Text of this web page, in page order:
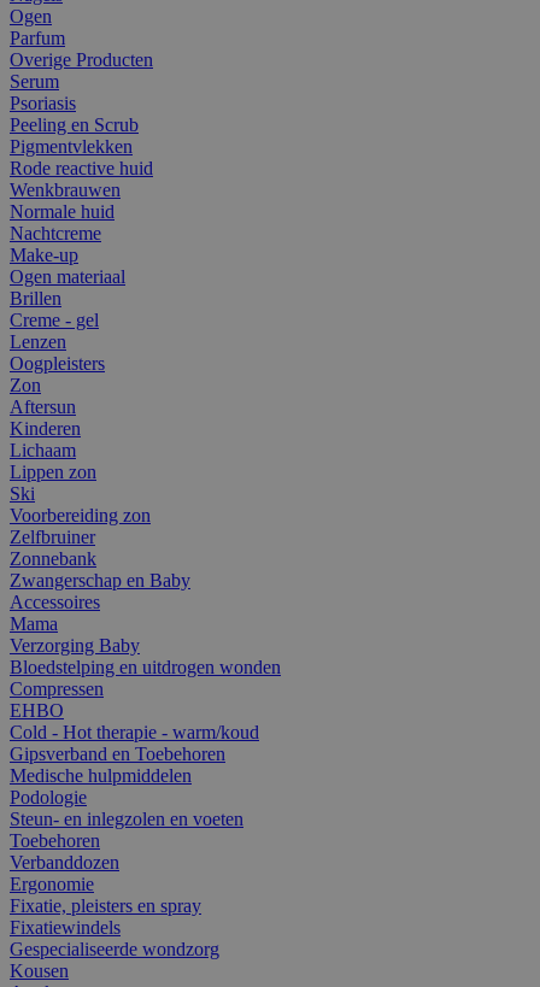
Ogen
Parfum
Overige Producten
Serum
Psoriasis
Peeling en Scrub
Pigmentvlekken
Rode reactive huid
Wenkbrauwen
Normale huid
Nachtcreme
Make-up
Ogen materiaal
Brillen
Creme - gel
Lenzen
Oogpleisters
Zon
Aftersun
Kinderen
Lichaam
Lippen zon
Ski
Voorbereiding zon
Zelfbruiner
Zonnebank
Zwangerschap en Baby
Accessoires
Mama
Verzorging Baby
Bloedstelping en uitdrogen wonden
Compressen
EHBO
Cold - Hot therapie - warm/koud
Gipsverband en Toebehoren
Medische hulpmiddelen
Podologie
Steun- en inlegzolen en voeten
Toebehoren
Verbanddozen
Ergonomie
Fixatie, pleisters en spray
Fixatiewindels
Gespecialiseerde wondzorg
Kousen